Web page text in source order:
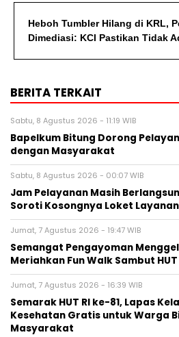
Heboh Tumbler Hilang di KRL,
Dimediasi: KCI Pastikan Tidak
BERITA TERKAIT
Sabtu, 8 Agustus 2026 - 11:19 WIB
Bapelkum Bitung Dorong
dengan Masyarakat
Sabtu, 8 Agustus 2026 - 00:07 WIB
Jam Pelayanan Masih
Soroti Kosongnya Loket
Jumat, 7 Agustus 2026 - 19:47 WIB
Semangat Pengayoman
Meriahkan Fun Walk Sambut HUT
Jumat, 7 Agustus 2026 - 16:39 WIB
Semarak HUT RI ke-81, Lapas
Kesehatan Gratis untuk Warga
Masyarakat